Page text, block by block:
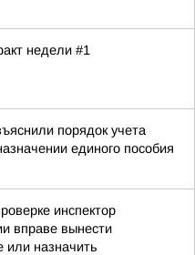
недели #1
порядок учета
единого пособия
инспектор
вправе вынести
или назначить